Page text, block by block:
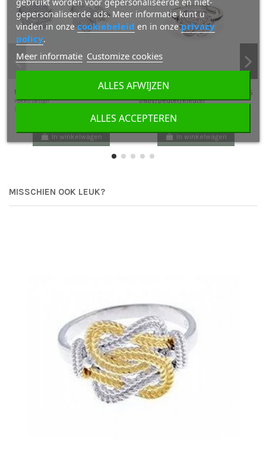
Mattenklopper oorbellen
Fokko Design
338
In winkelwagen
Mattenklopper ring
baby/peuter/kleuter
242
€ 39,95
In winkelwagen
MISSCHIEN OOK LEUK?
gepersonaliseerde ads. Meer informatie kunt u
vinden in onze cookiebeleid en in onzeprivacy
policy.
Meer informatie Customize cookies
ALLES AFWIJZEN
ALLES ACCEPTEREN